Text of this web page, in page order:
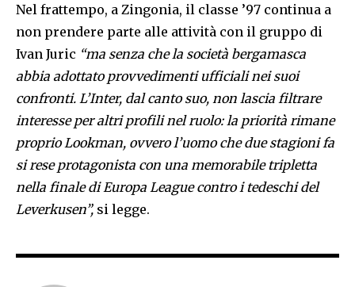
Nel frattempo, a Zingonia, il classe ’97 continua a
non prendere parte alle attività con il gruppo di
Ivan Juric “ma senza che la società bergamasca
abbia adottato provvedimenti ufficiali nei suoi
confronti. L’Inter, dal canto suo, non lascia filtrare
interesse per altri profili nel ruolo: la priorità rimane
proprio Lookman, ovvero l’uomo che due stagioni fa
si rese protagonista con una memorabile tripletta
nella finale di Europa League contro i tedeschi del
Leverkusen”, si legge.